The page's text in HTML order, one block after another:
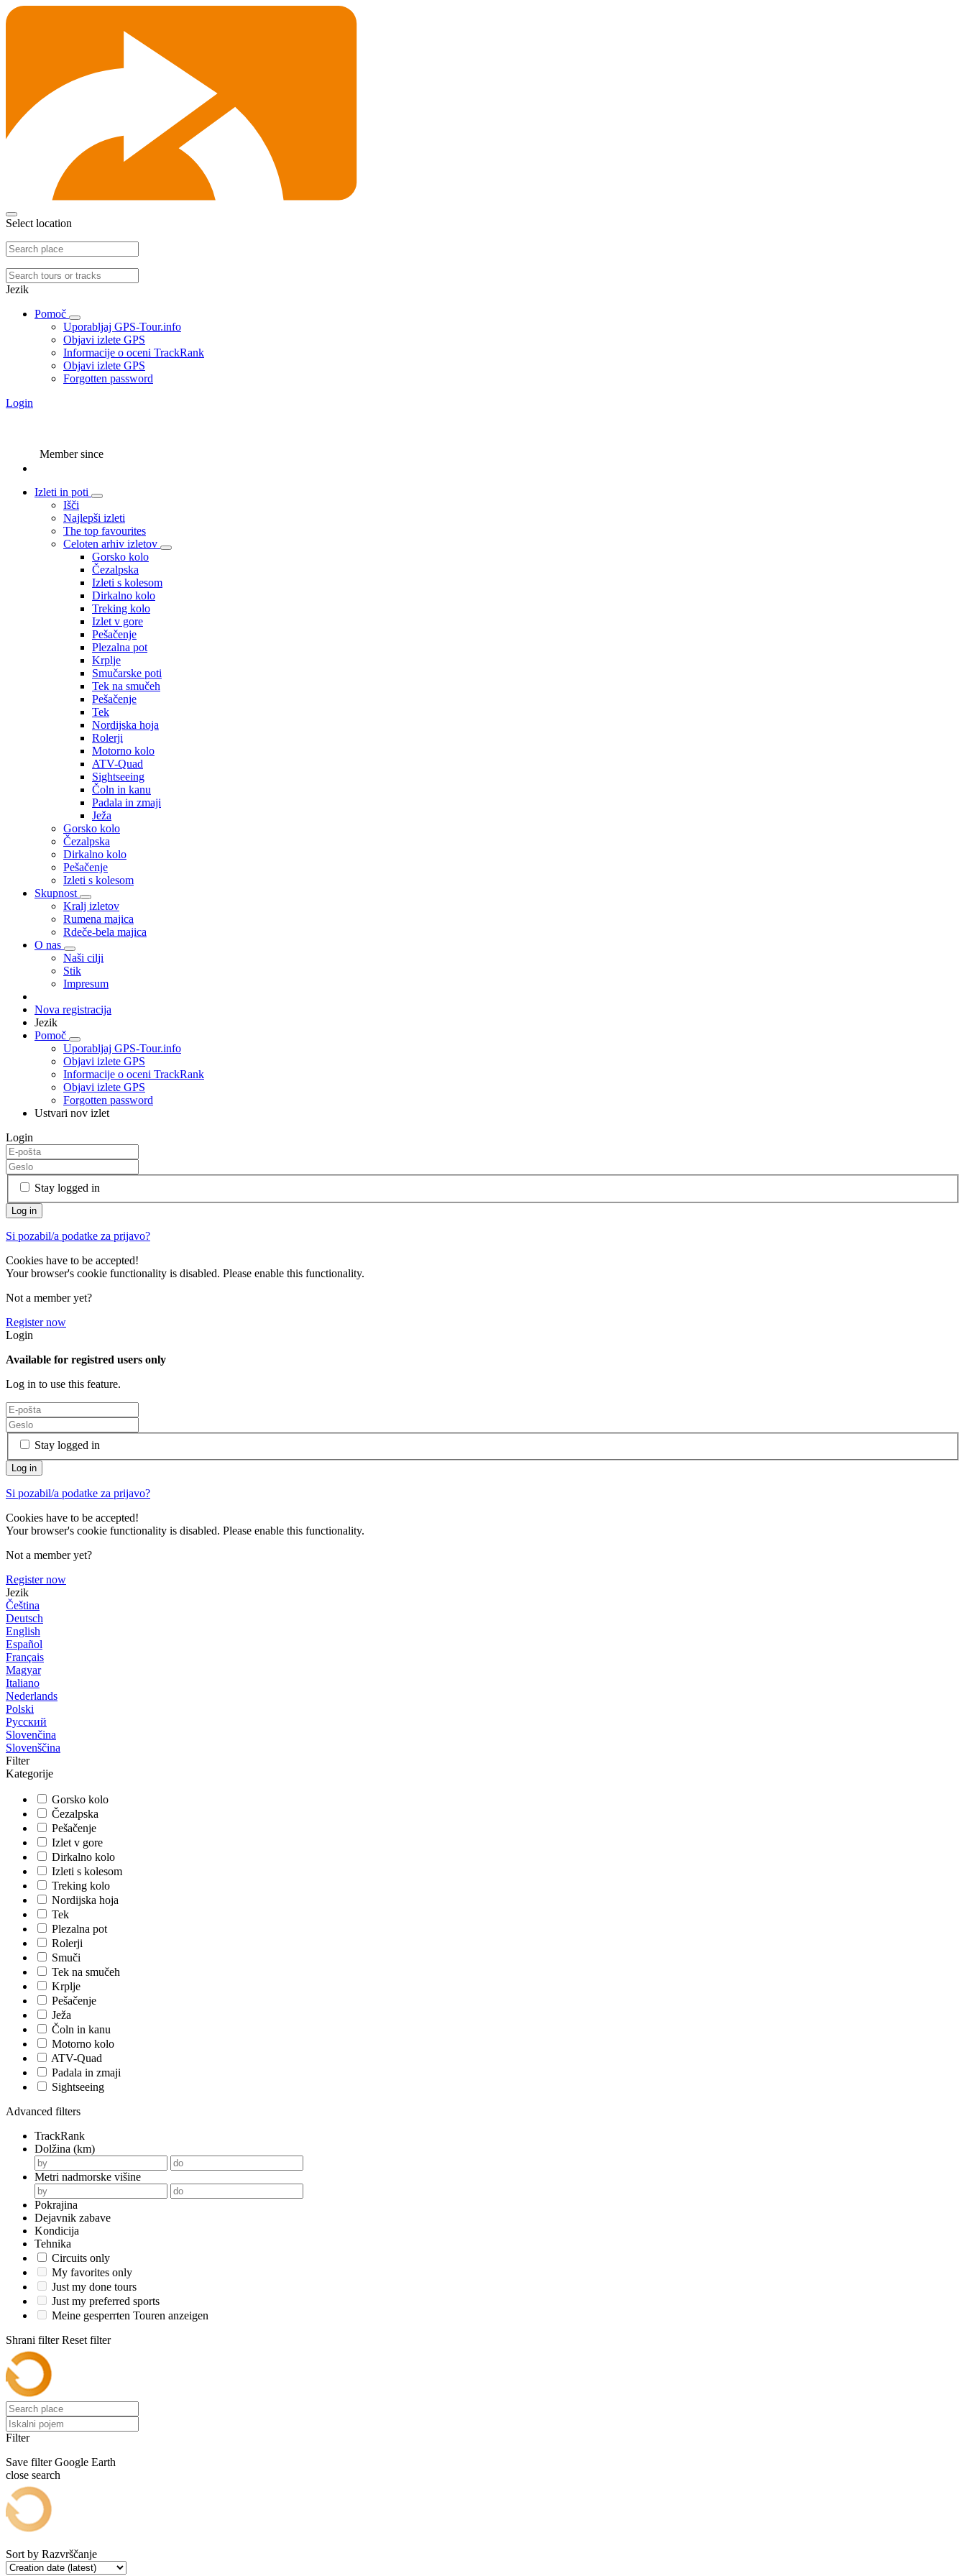
Select location
Jezik
Pomoč
Uporabljaj GPS-Tour.info
Objavi izlete GPS
Informacije o oceni TrackRank
Objavi izlete GPS
Forgotten password
Login
Member since
Izleti in poti
Išči
Najlepši izleti
The top favourites
Celoten arhiv izletov
Gorsko kolo
Čezalpska
Izleti s kolesom
Dirkalno kolo
Treking kolo
Izlet v gore
Pešačenje
Plezalna pot
Krplje
Smučarske poti
Tek na smučeh
Pešačenje
Tek
Nordijska hoja
Rolerji
Motorno kolo
ATV-Quad
Sightseeing
Čoln in kanu
Padala in zmaji
Ježa
Gorsko kolo
Čezalpska
Dirkalno kolo
Pešačenje
Izleti s kolesom
Skupnost
Kralj izletov
Rumena majica
Rdeče-bela majica
O nas
Naši cilji
Stik
Impresum
Nova registracija
Jezik
Pomoč
Uporabljaj GPS-Tour.info
Objavi izlete GPS
Informacije o oceni TrackRank
Objavi izlete GPS
Forgotten password
Ustvari nov izlet
Login
Stay logged in
Si pozabil/a podatke za prijavo?
Cookies have to be accepted!
Your browser's cookie functionality is disabled. Please enable this functionality.
Not a member yet?
Register now
Login
Available for registred users only
Log in to use this feature.
Stay logged in
Si pozabil/a podatke za prijavo?
Cookies have to be accepted!
Your browser's cookie functionality is disabled. Please enable this functionality.
Not a member yet?
Register now
Jezik
Čeština
Deutsch
English
Español
Français
Magyar
Italiano
Nederlands
Polski
Русский
Slovenčina
Slovenščina
Filter
Kategorije
Gorsko kolo
Čezalpska
Pešačenje
Izlet v gore
Dirkalno kolo
Izleti s kolesom
Treking kolo
Nordijska hoja
Tek
Plezalna pot
Rolerji
Smuči
Tek na smučeh
Krplje
Pešačenje
Ježa
Čoln in kanu
Motorno kolo
ATV-Quad
Padala in zmaji
Sightseeing
Advanced filters
TrackRank
Dolžina (km)
Metri nadmorske višine
Pokrajina
Dejavnik zabave
Kondicija
Tehnika
Circuits only
My favorites only
Just my done tours
Just my preferred sports
Meine gesperrten Touren anzeigen
Shrani filter Reset filter
Filter
Save filter Google Earth
close search
Sort by Razvrščanje